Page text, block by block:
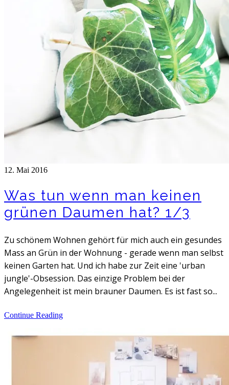
12. Mai 2016
Was tun wenn man keinen
grünen Daumen hat? 1/3
Zu schönem Wohnen gehört für mich auch ein gesundes
Mass an Grün in der Wohnung - gerade wenn man selbst
keinen Garten hat. Und ich habe zur Zeit eine 'urban
jungle'-Obsession. Das einzige Problem bei der
Angelegenheit ist mein brauner Daumen. Es ist fast so...
Continue Reading